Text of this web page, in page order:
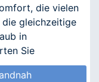
die vielen
die gleichzeitige
in
Sie